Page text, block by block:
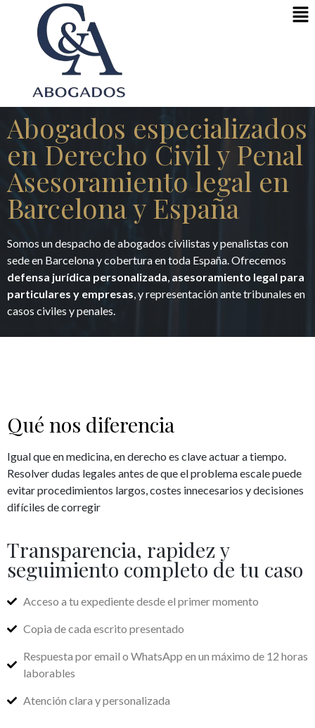
Abogados especializados
en Derecho Civil y Penal
Asesoramiento legal en
Barcelona y España
Somos un despacho de abogados civilistas y penalistas con
sede en Barcelona y cobertura en toda España. Ofrecemos
defensa jurídica personalizada, asesoramiento legal para
particulares y empresas, y representación ante tribunales en
casos civiles y penales.
Qué nos diferencia
Igual que en medicina, en derecho es clave actuar a tiempo.
Resolver dudas legales antes de que el problema escale puede
evitar procedimientos largos, costes innecesarios y decisiones
difíciles de corregir
Transparencia, rapidez y
seguimiento completo de tu caso
Acceso a tu expediente desde el primer momento
Copia de cada escrito presentado
Respuesta por email o WhatsApp en un máximo de 12 horas
laborables
Atención clara y personalizada